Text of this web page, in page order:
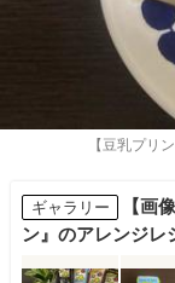
【豆乳プリ
ギャラリー
【画
ン』のアレンジレ